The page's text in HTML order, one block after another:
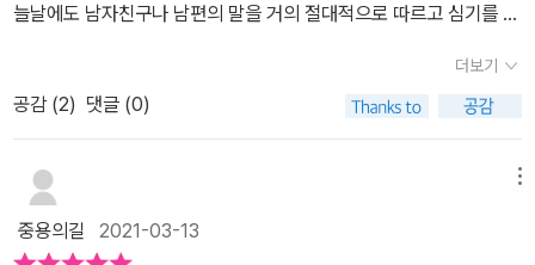
늘날에도 남자친구나 남편의 말을 거의 절대적으로 따르고 심기를 거
책은 여자로의 삶을 주체적으로 당당하게 살 수 있도록 이야기를 풀
어낸다. 물론 동화적 환타지가 없잖아 있지만 이제 시작이다. 90년대
뉴스에서 ‘성폭력 당한 여성이 자살함으로써 정조를 지켰다.’를 황당
한 내용이 나왔다. 아직 사회는 많이 바뀌지 않았고 여전히 예전 사상
지금까지와 같이 방식으로 고분고분할 것을 강요한다. 이 책은 자라
더보기
공감 (2) 댓글 (0)
중용의길 2021-03-13